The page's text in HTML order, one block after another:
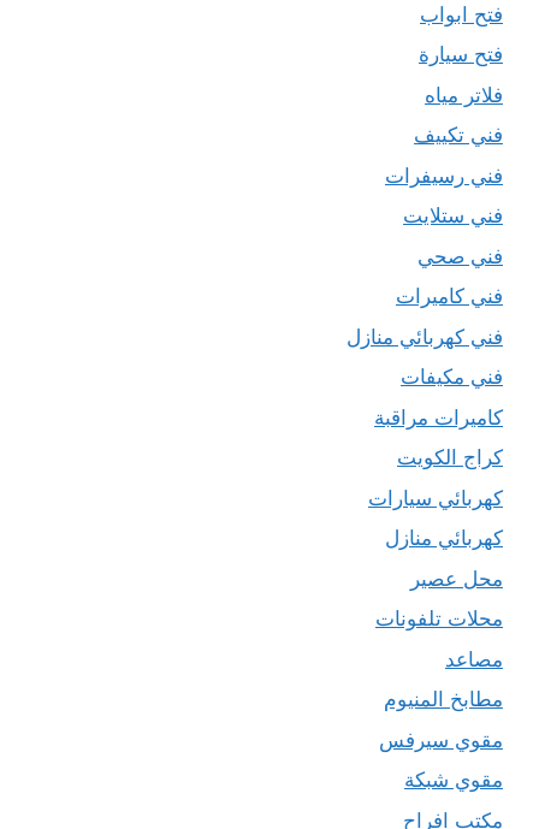
فتح ابواب
فتح سيارة
فلاتر مياه
فني تكييف
فني رسيفرات
فني ستلايت
فني صحي
فني كاميرات
فني كهربائي منازل
فني مكيفات
كاميرات مراقبة
كراج الكويت
كهربائي سيارات
كهربائي منازل
محل عصير
محلات تلفونات
مصاعد
مطابخ المنيوم
مقوي سيرفس
مقوي شبكة
مكتب افراح